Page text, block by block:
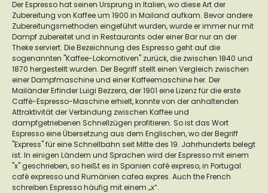
Der Espresso hat seinen Ursprung in Italien, wo diese Art der
Zubereitung von Kaffee um 1900 in Mailand aufkam. Bevor andere
Zubereitungsmethoden eingeführt wurden, wurde er immer nur mit
Dampf zubereitet und in Restaurants oder einer Bar nur an der
Theke serviert. Die Bezeichnung des Espresso geht auf die
sogenannten "Kaffee-Lokomotiven" zurück, die zwischen 1840 und
1870 hergestellt wurden. Der Begriff stellt einen Vergleich zwischen
einer Dampfmaschine und einer Kaffeemaschine her. Der
Mailänder Erfinder Luigi Bezzera, der 1901 eine Lizenz für die erste
Caffè-Espresso-Maschine erhielt, konnte von der anhaltenden
Attraktivität der Verbindung zwischen Kaffee und
dampfgetriebenen Schnellzügen profitieren. So ist das Wort
Espresso eine Übersetzung aus dem Englischen, wo der Begriff
"Express" für eine Schnellbahn seit Mitte des 19. Jahrhunderts belegt
ist. In einigen Ländern und Sprachen wird der Espresso mit einem
"x" geschrieben, so heißt es in Spanien café expreso, in Portugal
café expressound Rumänien cafea expres. Auch the French
schreiben Espresso häufig mit einem „x“.